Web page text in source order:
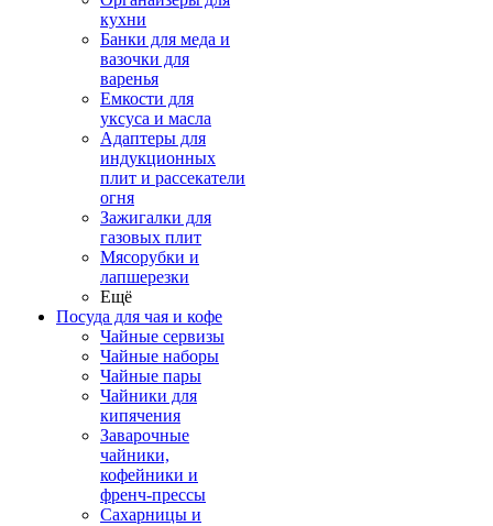
кухни
Банки для меда и
вазочки для
варенья
Емкости для
уксуса и масла
Адаптеры для
индукционных
плит и рассекатели
огня
Зажигалки для
газовых плит
Мясорубки и
лапшерезки
Ещё
Посуда для чая и кофе
Чайные сервизы
Чайные наборы
Чайные пары
Чайники для
кипячения
Заварочные
чайники,
кофейники и
френч-прессы
Сахарницы и